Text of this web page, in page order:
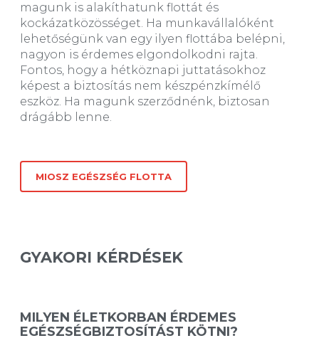
magunk is alakíthatunk flottát és
kockázatközösséget. Ha munkavállalóként
lehetőségünk van egy ilyen flottába belépni,
nagyon is érdemes elgondolkodni rajta.
Fontos, hogy a hétköznapi juttatásokhoz
képest a biztosítás nem készpénzkímélő
eszköz. Ha magunk szerződnénk, biztosan
drágább lenne.
MIOSZ EGÉSZSÉG FLOTTA
GYAKORI KÉRDÉSEK
MILYEN ÉLETKORBAN ÉRDEMES
EGÉSZSÉGBIZTOSÍTÁST KÖTNI?